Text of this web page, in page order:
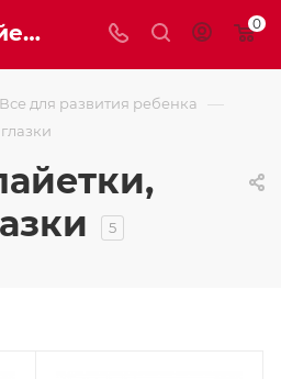
Блестки, пайетки, стразы, глазки 0
Все для развития ребенка —
5